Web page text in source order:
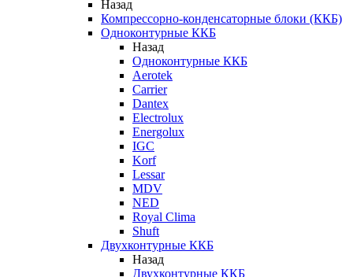
Назад
Компрессорно-конденсаторные блоки (ККБ)
Одноконтурные ККБ
Назад
Одноконтурные ККБ
Aerotek
Carrier
Dantex
Electrolux
Energolux
IGC
Korf
Lessar
MDV
NED
Royal Clima
Shuft
Двухконтурные ККБ
Назад
Двухконтурные ККБ